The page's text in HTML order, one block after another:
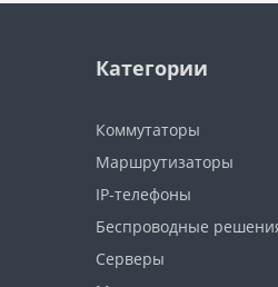
Категории
Коммутаторы
Маршрутизаторы
IP-телефоны
Беспроводные
Серверы